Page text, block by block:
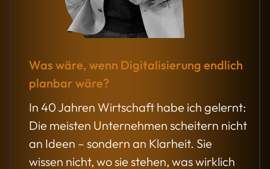
Was wäre, wenn Digitalisierung endlich
planbar wäre?
In 40 Jahren Wirtschaft habe ich gelernt:
Die meisten Unternehmen scheitern nicht
an Ideen – sondern an Klarheit. Sie
wissen nicht, wo sie stehen, was wirklich